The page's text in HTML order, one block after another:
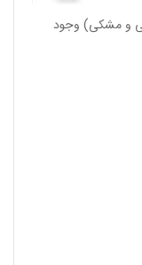
و مشکی) وجود